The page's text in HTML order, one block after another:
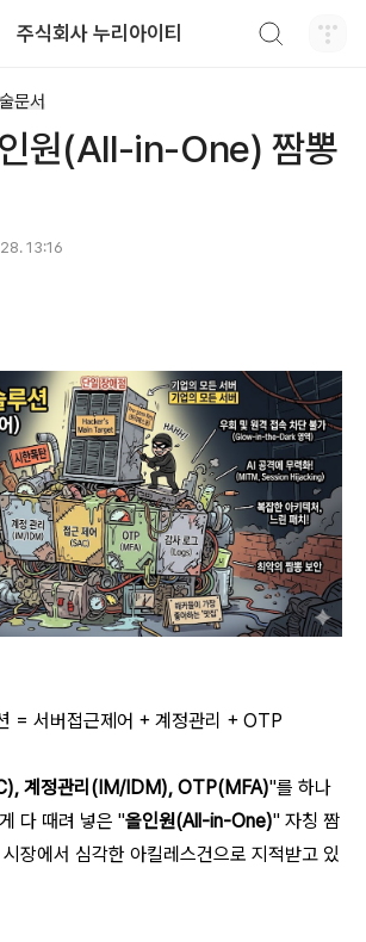
주식회사 누리아이티
문서
원(All-in-One) 짬뽕
13:16
= 서버접근제어 + 계정관리 + OTP
계정관리(IM/IDM), OTP(MFA)"를 하나
다 때려 넣은 "올인원(All-in-One)" 자칭 짬
장에서 심각한 아킬레스건으로 지적받고 있